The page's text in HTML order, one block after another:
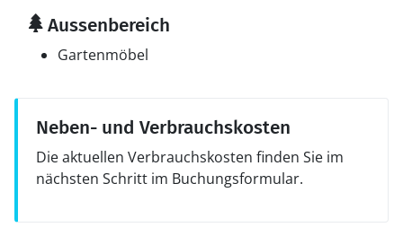
Aussenbereich
Gartenmöbel
Neben- und Verbrauchskosten
Die aktuellen Verbrauchskosten finden Sie im
nächsten Schritt im Buchungsformular.